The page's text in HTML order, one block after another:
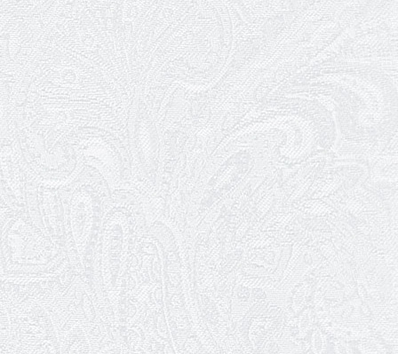
Запрошуємо на прем'єру вистави
«Божевільна родина»
01.04.2026
Трудовий ювілей Олени Корольової
27.03.2026
З Всесвітнім днем театру!
26.03.2026
Божевільна родина — 24 та 26 квітня
25.03.2026
Нам — 79!
17.03.2026
Зелене світло твого дозвілля
11.03.2026